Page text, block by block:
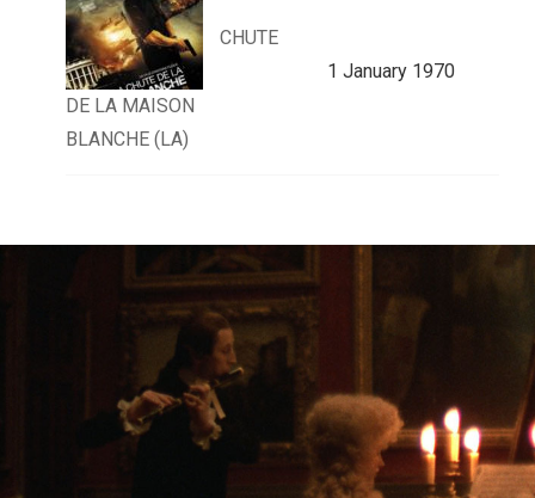
CHUTE
DE LA MAISON
BLANCHE (LA)
1 January 1970